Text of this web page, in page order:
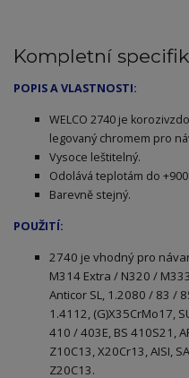
Kompletní
POPIS A VLASTNOSTI:
WELCO 2740 je
legovaný chromem pro
Vysoce leštitelný.
Odolává teplotám do
Barevně stejný.
POUŽITÍ:
2740 je vhodný pro
M314 Extra / N320 /
Anticor SL, 1.2080 / 83 /
1.4112, (G)X35CrMo17,
410 / 403E, BS 410S21,
Z10C13, X20Cr13, AISI,
Z20C13.